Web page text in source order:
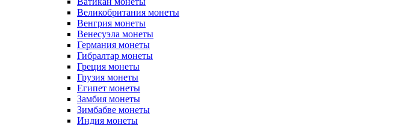
Великобритания монеты
Венгрия монеты
Венесуэла монеты
Германия монеты
Гибралтар монеты
Греция монеты
Грузия монеты
Египет монеты
Замбия монеты
Зимбабве монеты
Индия монеты